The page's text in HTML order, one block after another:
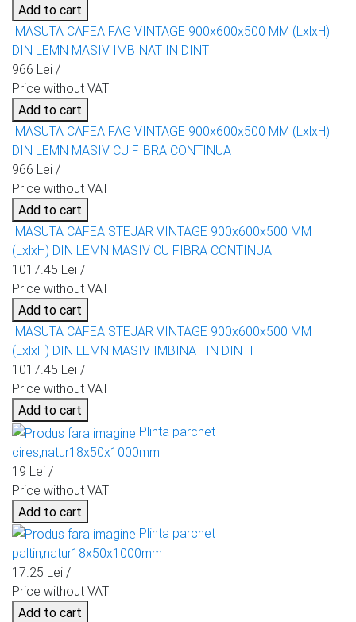
Add to cart
MASUTA CAFEA FAG VINTAGE 900x600x500 MM (LxlxH)
DIN LEMN MASIV IMBINAT IN DINTI
966 Lei /
Price without VAT
Add to cart
MASUTA CAFEA FAG VINTAGE 900x600x500 MM (LxlxH)
DIN LEMN MASIV CU FIBRA CONTINUA
966 Lei /
Price without VAT
Add to cart
MASUTA CAFEA STEJAR VINTAGE 900x600x500 MM
(LxlxH) DIN LEMN MASIV CU FIBRA CONTINUA
1017.45 Lei /
Price without VAT
Add to cart
MASUTA CAFEA STEJAR VINTAGE 900x600x500 MM
(LxlxH) DIN LEMN MASIV IMBINAT IN DINTI
1017.45 Lei /
Price without VAT
Add to cart
Plinta parchet
cires,natur18x50x1000mm
19 Lei /
Price without VAT
Add to cart
Plinta parchet
paltin,natur18x50x1000mm
17.25 Lei /
Price without VAT
Add to cart